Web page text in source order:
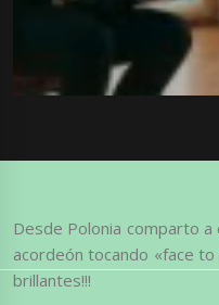
Desde Polonia comparto
acordeón tocando «face
brillantes!!!